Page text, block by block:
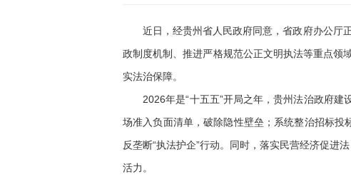
近日，经贵州省人民政府同意，省政府办公厅正
政制度机制、推进严格规范公正文明执法等重点领
实法治保障。
2026年是“十五五”开局之年，贵州法治政府建
场准入负面清单，破除隐性壁垒；系统整治招标投
反垄断“执法护企”行动。同时，落实民营经济促进
活力。